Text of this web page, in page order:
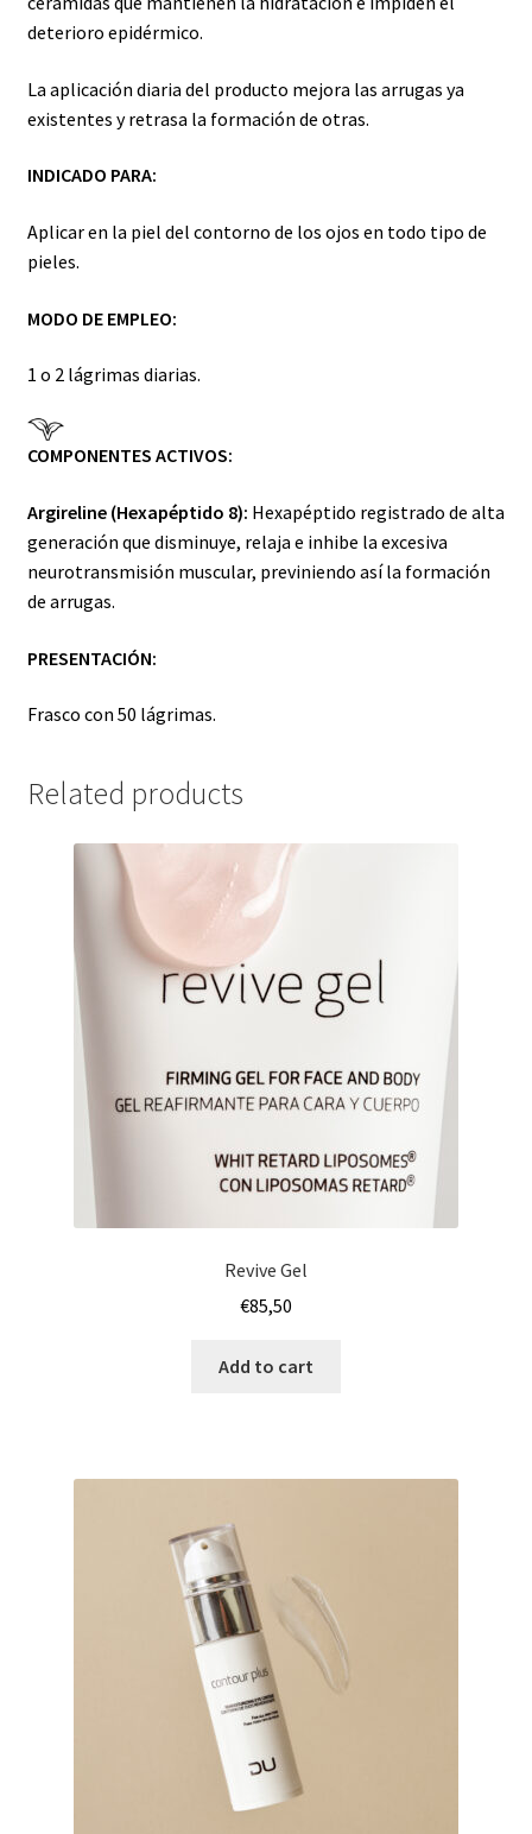
deterioro epidérmico.
La aplicación diaria del producto mejora las arrugas ya
existentes y retrasa la formación de otras.
INDICADO PARA:
Aplicar en la piel del contorno de los ojos en todo tipo de
pieles.
MODO DE EMPLEO:
1 o 2 lágrimas diarias.
COMPONENTES ACTIVOS:
Argireline (Hexapéptido 8): Hexapéptido registrado de alta
generación que disminuye, relaja e inhibe la excesiva
neurotransmisión muscular, previniendo así la formación
de arrugas.
PRESENTACIÓN:
Frasco con 50 lágrimas.
Related products
Revive Gel
€85,50
Add to cart